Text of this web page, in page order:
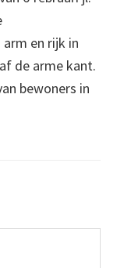
en rijk in
de arme kant.
bewoners in